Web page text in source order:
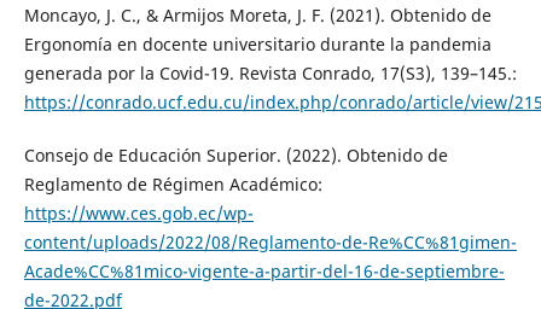
Moncayo, J. C., & Armijos Moreta, J. F. (2021). Obtenido de
Ergonomía en docente universitario durante la pandemia
generada por la Covid-19. Revista Conrado, 17(S3), 139–145.:
https://conrado.ucf.edu.cu/index.php/conrado/article/view/
Consejo de Educación Superior. (2022). Obtenido de
Reglamento de Régimen Académico:
https://www.ces.gob.ec/wp-
content/uploads/2022/08/Reglamento-de-Re%CC%81gimen-
Acade%CC%81mico-vigente-a-partir-del-16-de-septiembre-
de-2022.pdf